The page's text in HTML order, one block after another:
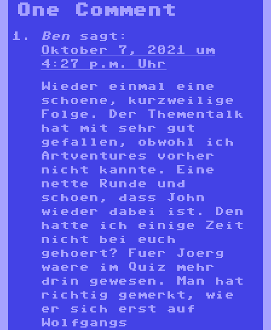
One Comment
Ben
sagt:
Oktober 7, 2021 um
4:27 p.m. Uhr
Wieder einmal eine
schoene, kurzweilige
Folge. Der Thementalk
hat mit sehr gut
gefallen, obwohl ich
Artventures vorher
nicht kannte. Eine
nette Runde und
schoen, dass John
wieder dabei ist. Den
hatte ich einige Zeit
nicht bei euch
gehoert? Fuer Joerg
waere im Quiz mehr
drin gewesen. Man hat
richtig gemerkt, wie
er sich erst auf
Wolfgangs